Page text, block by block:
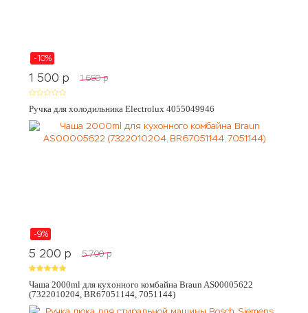
-10%
1 500 p 1 650 p
Ручка для холодильника Electrolux 4055049946
-9%
5 200 p 5 700 p
Чаша 2000ml для кухонного комбайна Braun AS00005622
(7322010204, BR67051144, 7051144)